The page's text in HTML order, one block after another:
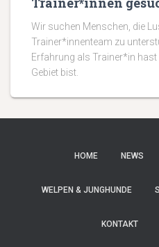
Wir suchen Menschen, die
Trainer*innenteam zu
Erfahrung als Trainer*in
Gebiet bist.
HOME NEWS
WELPEN & JUNGHUNDE
KONTAKT